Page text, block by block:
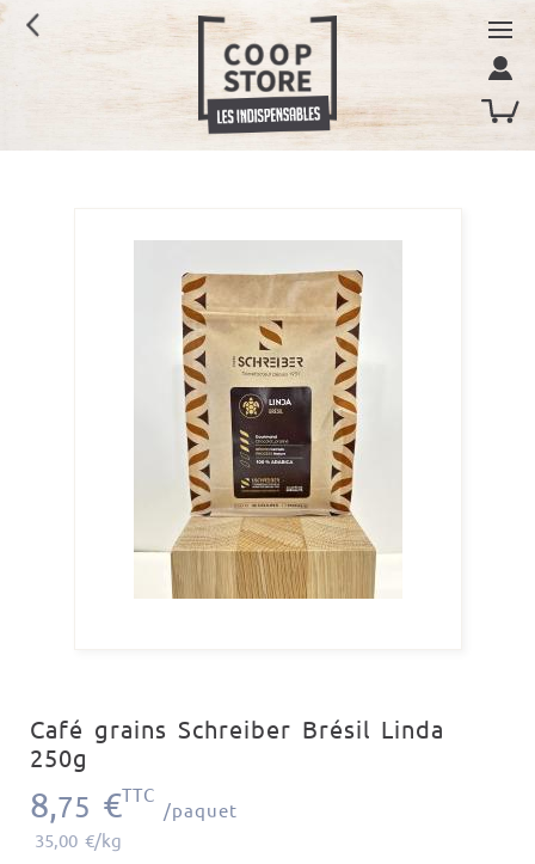
Café grains Schreiber Brésil Linda
250g
8,75 €TTC
/paquet
35,00 €/kg